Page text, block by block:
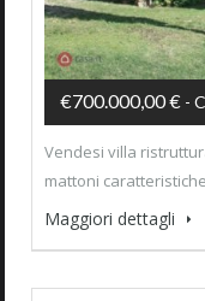
€700.000,00 € -
Vendesi villa
mattoni
Maggiori dettagli